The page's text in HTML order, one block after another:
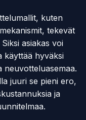
kuten
tekevät
asiakas voi
käyttää hyväksi
neuvotteluasemaa.
juuri se pieni ero,
ja